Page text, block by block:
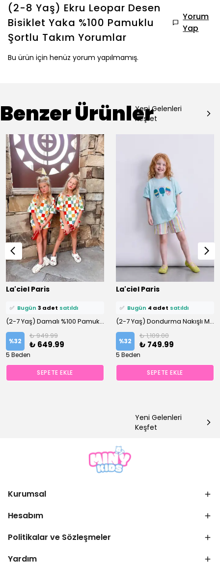
(2-8 Yaş) Ekru Leopar Desen
Bisiklet Yaka %100 Pamuklu
Şortlu Takım Yorumlar
Yorum
Yap
Bu ürün için henüz yorum yapılmamış.
Benzer ÜrünlerYeni Gelenleri
Keşfet
La'ciel Paris
⭐️ Bu ürünü14 kişifavoriledi!
✅ Bugün 3 adet satıldı
(2-7 Yaş) Damalı %100 Pamuklu Şortlu Altüst Takım
%32
₺ 949.99
₺ 649.99
5 Beden
SEPETE EKLE
La'ciel Paris
⭐️ Bu ürünü19 kişifavoriledi!
✅ Bugün 4 adet satıldı
(2-7 Yaş) Dondurma Nakışlı Müslin Şortlu %100 Pamuklu Altüst Takım
%32
₺ 1,109.00
₺ 749.99
5 Beden
SEPETE EKLE
Yeni Gelenleri
Keşfet
Kurumsal
Hesabım
Politikalar ve Sözleşmeler
Yardım